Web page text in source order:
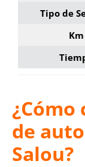
Tipo de
Km
de
Salou?